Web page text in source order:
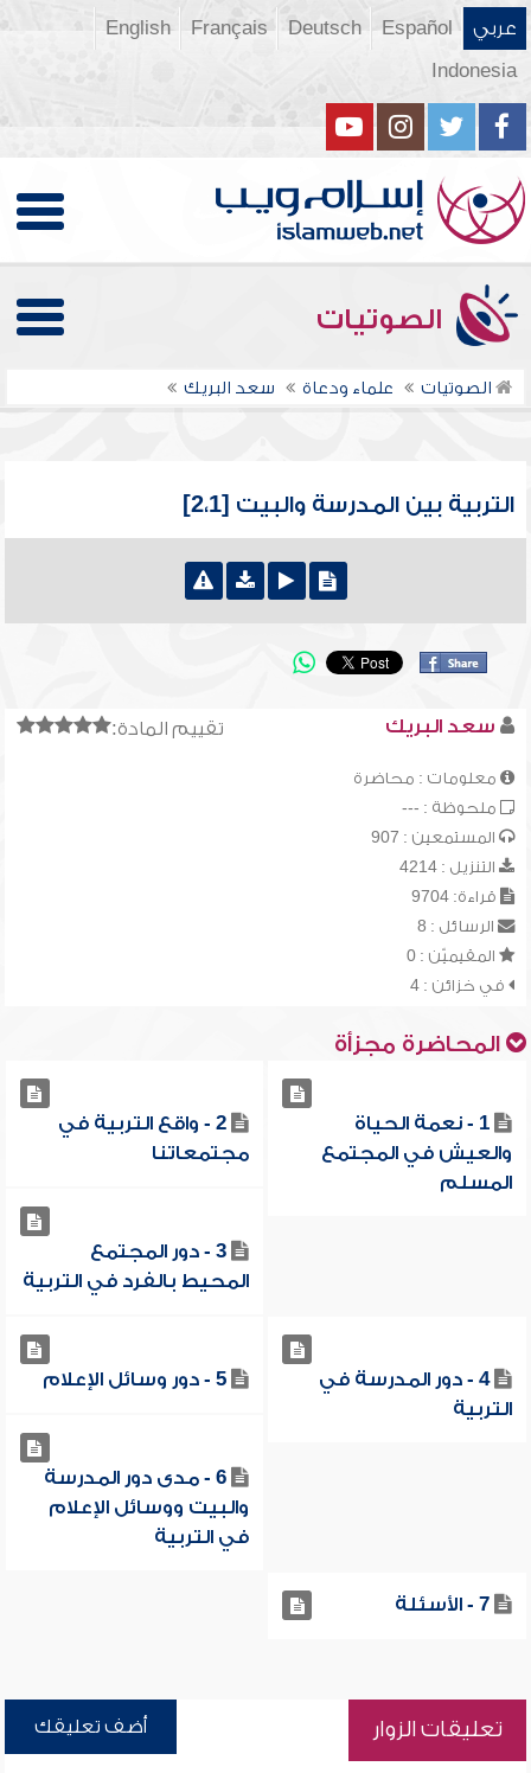
عربي Español
Deutsch
Français
English
Indonesia
الصوتيات
الصوتيات علماء ودعاة سعد البريك
التربية بين المدرسة والبيت [2،1]
تقييم المادة: سعد البريك
معلومات : محاضرة
ملحوظة : ---
المستمعين : 907
التنزيل : 4214
قراءة: 9704
الرسائل : 8
المقيميّن : 0
في خزائن : 4
المحاضرة مجزأة
1 - نعمة الحياة
والعيش في المجتمع
المسلم
2 - واقع التربية في
مجتمعاتنا
3 - دور المجتمع
المحيط بالفرد في التربية
4 - دور المدرسة في
التربية
5 - دور وسائل الإعلام
6 - مدى دور المدرسة
والبيت ووسائل الإعلام
في التربية
7 - الأسئلة
تعليقات الزوار أضف تعليقك